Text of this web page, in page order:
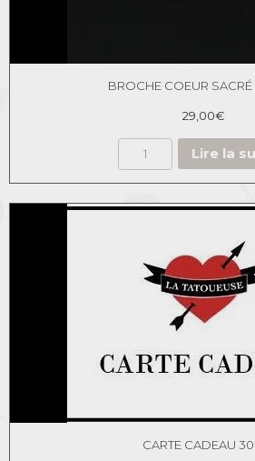
BROCHE COEUR SACRÉ
29,00€
Lire la
CARTE CADEAU